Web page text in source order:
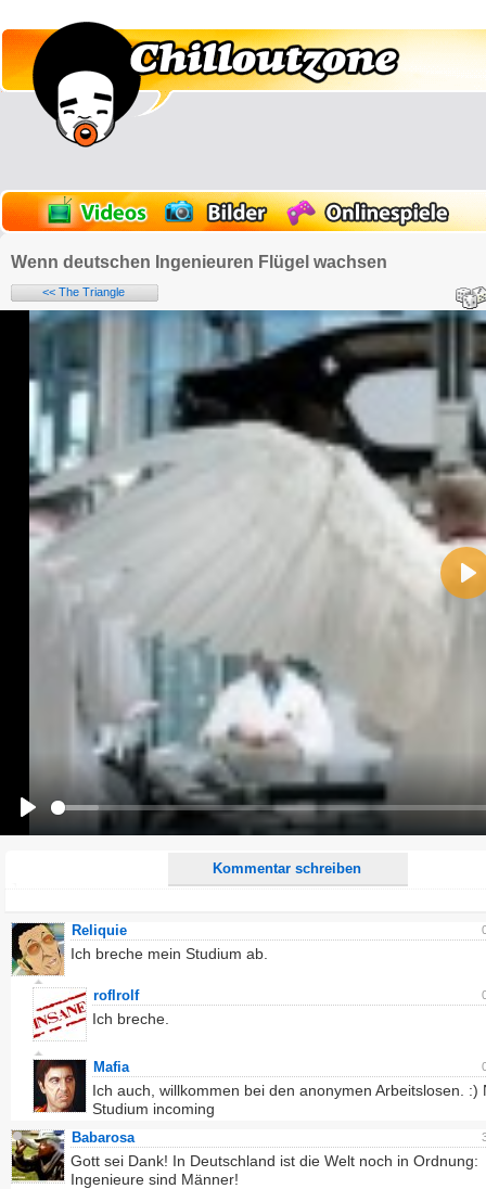
Wenn deutschen Ingenieuren Flügel wachsen
<< The Triangle
Kommentar schreiben
Alle HTML-Tags außer <br>, <strike> und <i> werden aus Deinem Kommentar entfernt.
URLs werden automatisch umgewandelt. Bitte verwende "www." oder "http://" in URLs
Ich möchte eine E-Mail, wenn zu meinem Kommentar Antworten erscheinen.
Ich möchte eine E-Mail, wenn auf dieser Seite weitere Kommentare erscheinen.
Reliquie
Ich breche mein Studium ab.
roflrolf
Ich breche.
Mafia
Ich auch, willkommen bei den anonymen Arbeitslosen. :)
Studium incoming
Babarosa
Gott sei Dank! In Deutschland ist die Welt noch in Ordnung:
Ingenieure sind Männer!